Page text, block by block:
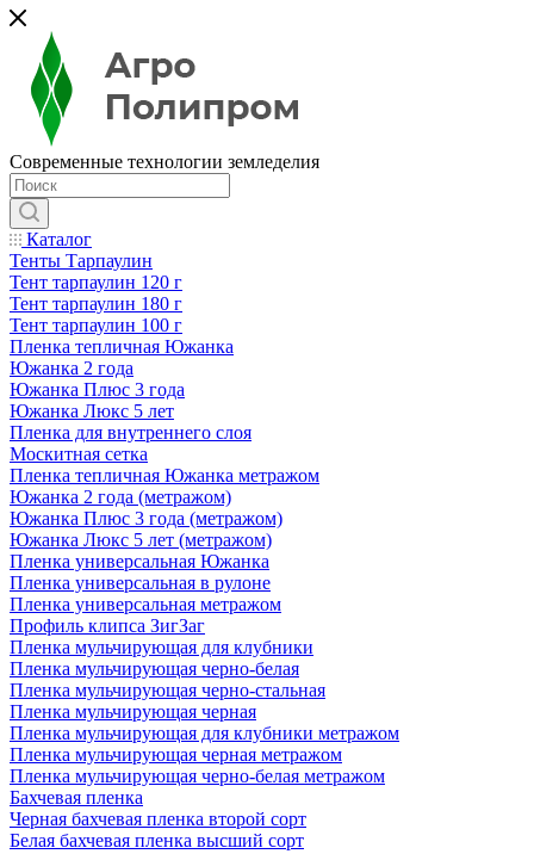
Современные технологии земледелия
Каталог
Тенты Тарпаулин
Тент тарпаулин 120 г
Тент тарпаулин 180 г
Тент тарпаулин 100 г
Пленка тепличная Южанка
Южанка 2 года
Южанка Плюс 3 года
Южанка Люкс 5 лет
Пленка для внутреннего слоя
Москитная сетка
Пленка тепличная Южанка метражом
Южанка 2 года (метражом)
Южанка Плюс 3 года (метражом)
Южанка Люкс 5 лет (метражом)
Пленка универсальная Южанка
Пленка универсальная в рулоне
Пленка универсальная метражом
Профиль клипса ЗигЗаг
Пленка мульчирующая для клубники
Пленка мульчирующая черно-белая
Пленка мульчирующая черно-стальная
Пленка мульчирующая черная
Пленка мульчирующая для клубники метражом
Пленка мульчирующая черная метражом
Пленка мульчирующая черно-белая метражом
Бахчевая пленка
Черная бахчевая пленка второй сорт
Белая бахчевая пленка высший сорт